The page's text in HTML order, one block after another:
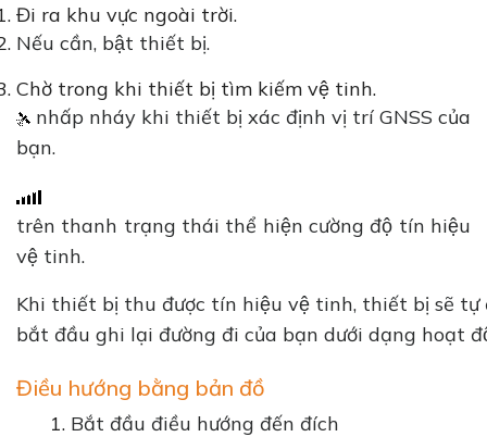
Đi ra khu vực ngoài trời.
Nếu cần, bật thiết bị.
Chờ trong khi thiết bị tìm kiếm vệ tinh.
nhấp nháy khi thiết bị xác định vị trí GNSS của
bạn.
trên thanh trạng thái thể hiện cường độ tín hiệu
vệ tinh.
Khi thiết bị thu được tín hiệu vệ tinh, thiết bị sẽ tự
bắt đầu ghi lại đường đi của bạn dưới dạng hoạt
Điều hướng bằng bản đồ
Bắt đầu điều hướng đến đích